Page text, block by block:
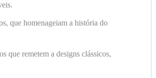
que homenageiam a história do
que remetem a designs clássicos,